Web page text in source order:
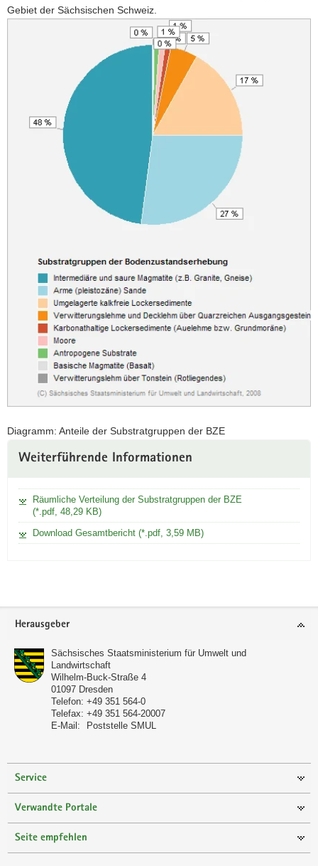
t
Gebiet der Sächsischen Schweiz.
Diagramm: Anteile der Substratgruppen der BZE
Information
Weiterführende Informationen
Räumliche Verteilung der Substratgruppen der BZE
(*.pdf, 48,29 KB)
Download Gesamtbericht (*.pdf, 3,59 MB)
Footer-
Herausgeber
Sächsisches Staatsministerium für Umwelt und
Landwirtschaft
Wilhelm-Buck-Straße 4
01097 Dresden
Telefon: +49 351 564-0
Telefax: +49 351 564-20007
E-Mail:
Poststelle SMUL
Service
Verwandte Portale
Seite empfehlen